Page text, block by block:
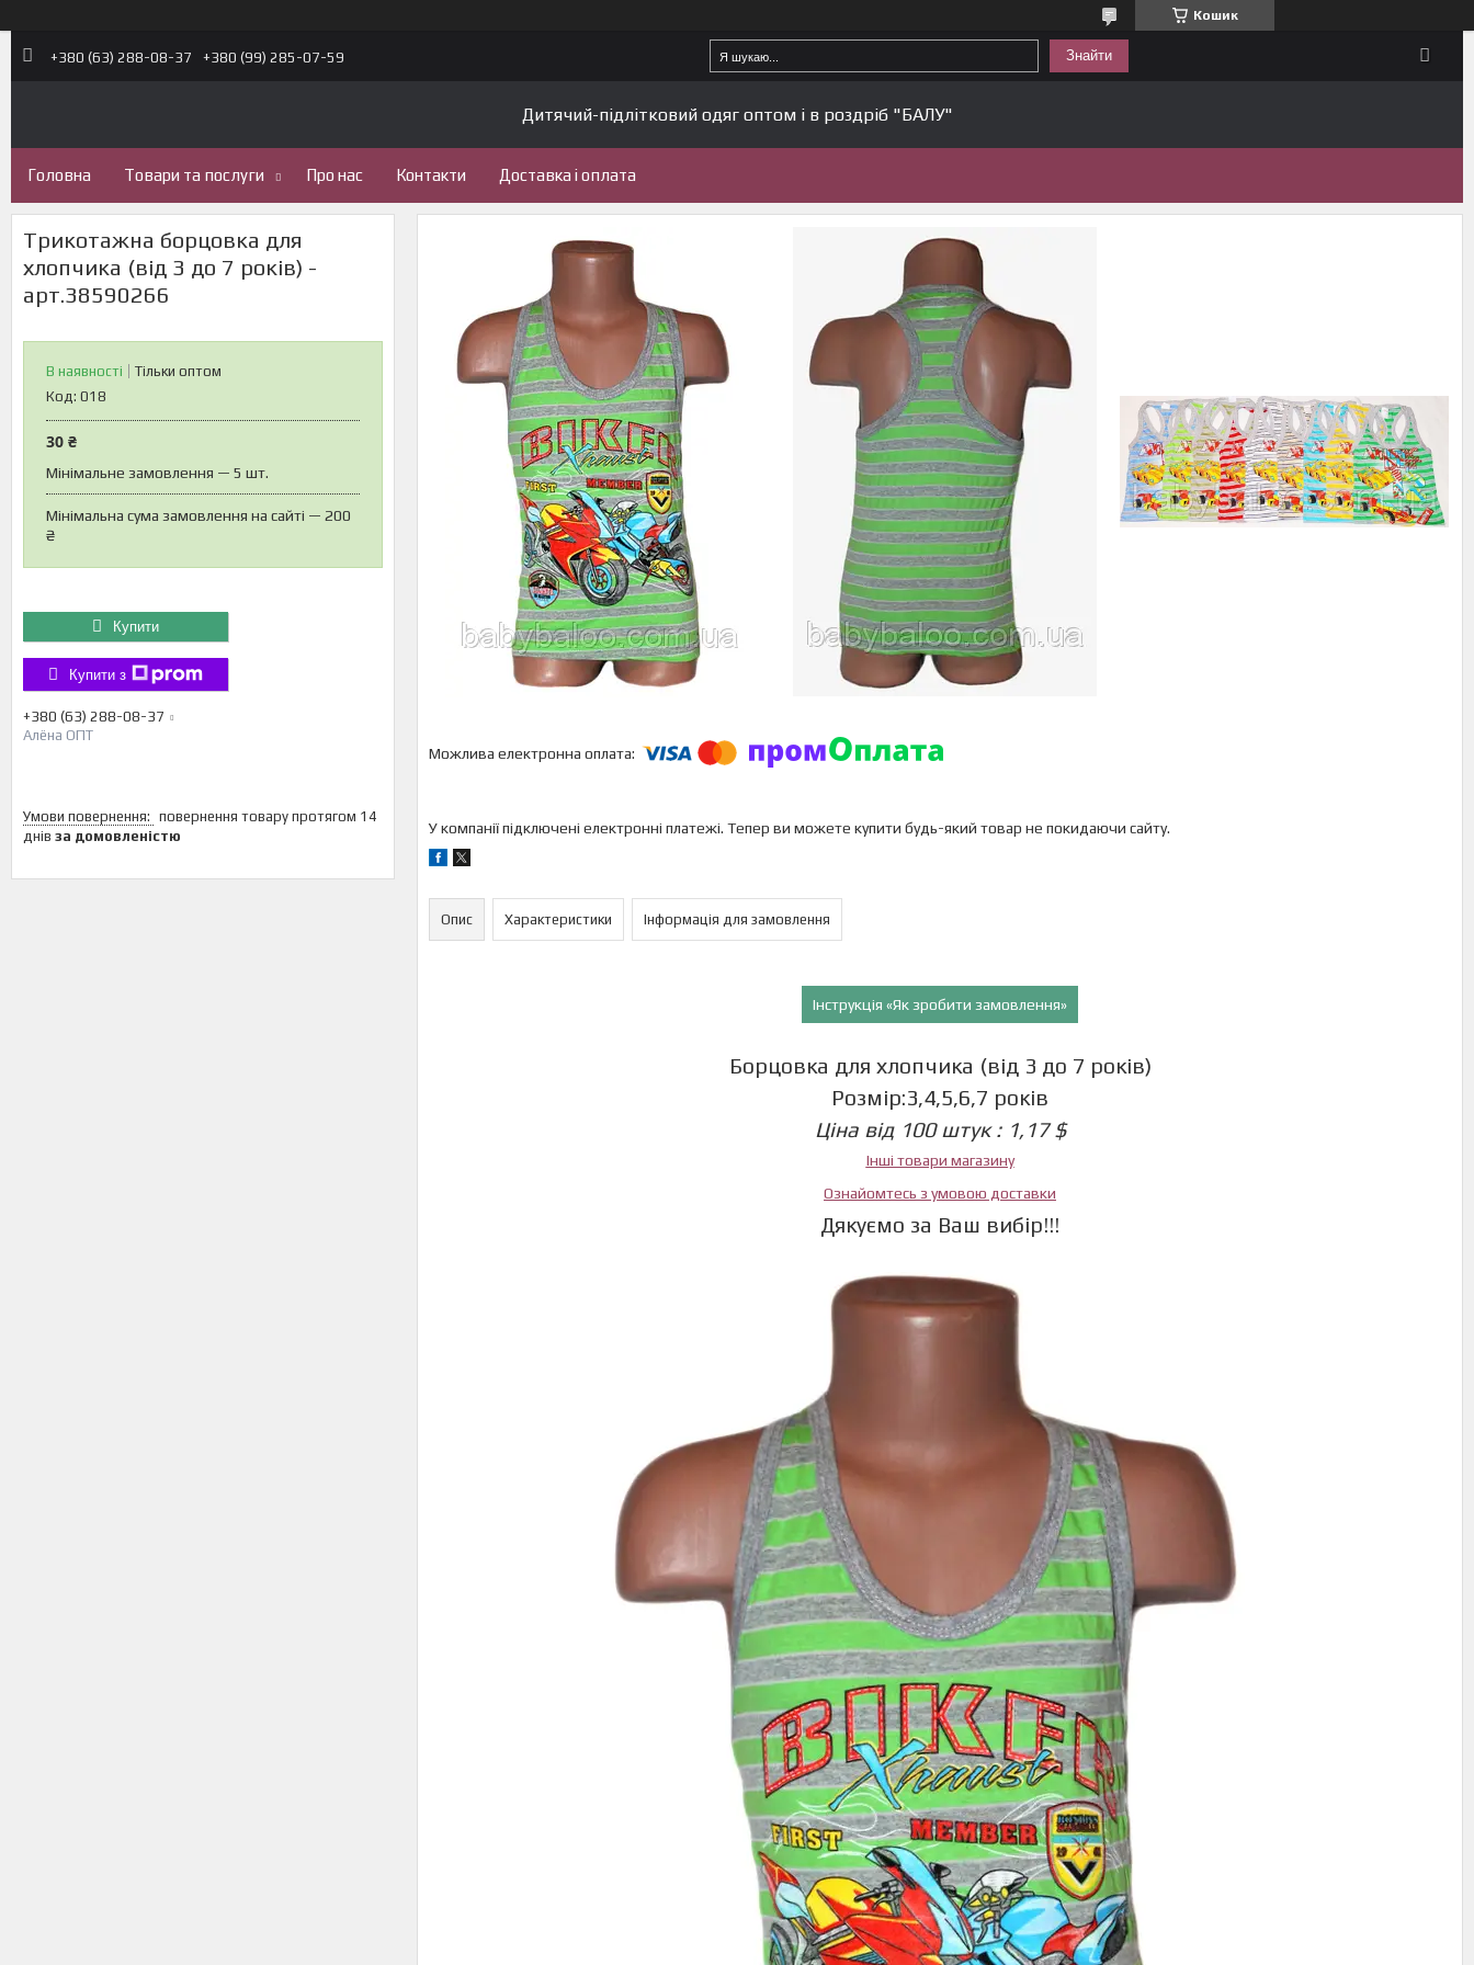
Кошик
+380 (63) 288-08-37 +380 (99) 285-07-59 Знайти
Дитячий-підлітковий одяг оптом і в роздріб "БАЛУ"
Головна Товари та послуги Про нас Контакти Доставка і оплата
Трикотажна борцовка для
хлопчика (від 3 до 7 років) -
арт.38590266
В наявності
Тільки оптом
Код: 018
30 ₴
Мінімальне замовлення — 5 шт.
Мінімальна сума замовлення на сайті — 200
₴
Купити
Купити з
+380 (63) 288-08-37
Алёна ОПТ
повернення товару протягом 14
днів за домовленістю У компанії підключені електронні платежі. Тепер ви можете купити будь-який товар не покидаючи сайту.
Опис Характеристики Інформація для замовлення
Інструкція «Як зробити замовлення»
Борцовка для хлопчика (від 3 до 7 років)
Розмір:3,4,5,6,7 років
Ціна від 100 штук : 1,17 $
Інші товари магазину
Ознайомтесь з умовою доставки
Дякуємо за Ваш вибір!!!